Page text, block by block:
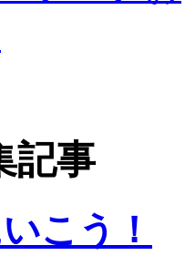
記事
こう！